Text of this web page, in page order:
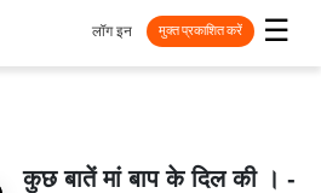
☰
लॉग इन मुक्त प्रकाशित करें
कुछ बातें मां बाप के दिल की । -